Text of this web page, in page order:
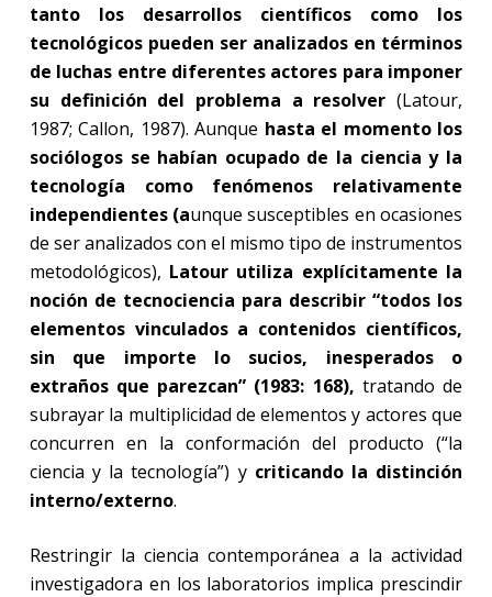
tanto los desarrollos científicos como los
tecnológicos pueden ser analizados en términos
de luchas entre diferentes actores para imponer
su definición del problema a resolver (Latour,
1987; Callon, 1987). Aunque hasta el momento los
sociólogos se habían ocupado de la ciencia y la
tecnología como fenómenos relativamente
independientes (aunque susceptibles en ocasiones
de ser analizados con el mismo tipo de instrumentos
metodológicos), Latour utiliza explícitamente la
noción de tecnociencia para describir “todos los
elementos vinculados a contenidos científicos,
sin que importe lo sucios, inesperados o
extraños que parezcan” (1983: 168), tratando de
subrayar la multiplicidad de elementos y actores que
concurren en la conformación del producto (“la
ciencia y la tecnología”) y criticando la distinción
interno/externo.
Restringir la ciencia contemporánea a la actividad
investigadora en los laboratorios implica prescindir